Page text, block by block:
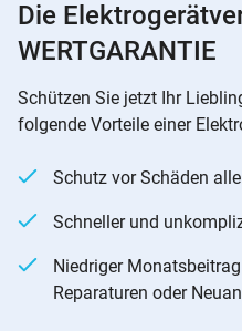
Die
WERTGARANTIE
Schützen Sie jetzt Ihr
folgende Vorteile einer
Schutz vor Schäden
Schneller und
Niedriger
Reparaturen oder